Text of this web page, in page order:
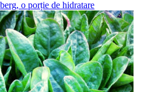
o porție de hidratare